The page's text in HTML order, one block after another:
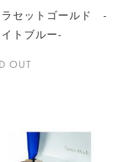
ラセットゴールド -
トブルー-
OUT